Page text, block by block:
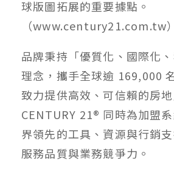
球版圖拓展的重要據點。
（www.century21.com.tw）
品牌秉持「優質化、國際化
理念，攜手全球逾 169,000
致力提供高效、可信賴的房地
CENTURY 21® 同時為加盟
界領先的工具、資源與行銷
服務品質與業務競爭力。